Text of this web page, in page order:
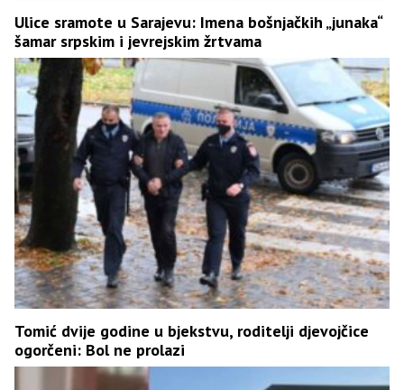
Ulice sramote u Sarajevu: Imena bošnjačkih „junaka“
šamar srpskim i jevrejskim žrtvama
Tomić dvije godine u bjekstvu, roditelji djevojčice
ogorčeni: Bol ne prolazi